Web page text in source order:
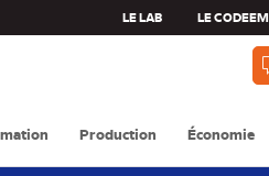
LE LAB LE CODEEM
Production Économie